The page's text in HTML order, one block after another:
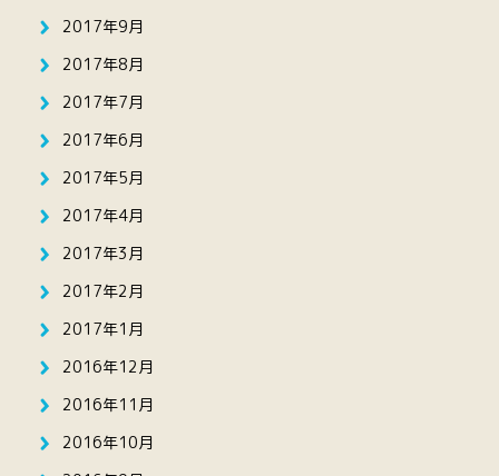
2017年9月
2017年8月
2017年7月
2017年6月
2017年5月
2017年4月
2017年3月
2017年2月
2017年1月
2016年12月
2016年11月
2016年10月